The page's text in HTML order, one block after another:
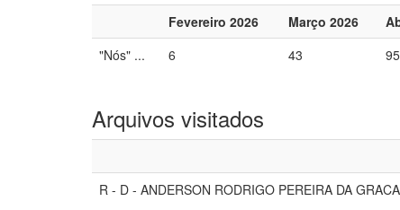
Fevereiro 2026 Março 2026
"Nós" ...
6 43 95
Arquivos visitados
R - D - ANDERSON RODRIGO PEREIRA DA